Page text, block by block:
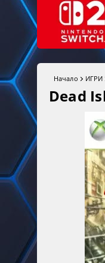
Начало ИГРИ
Dead